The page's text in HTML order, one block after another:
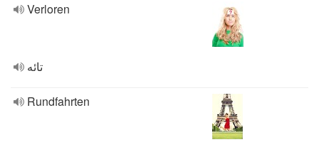
Verloren
تائه
Rundfahrten